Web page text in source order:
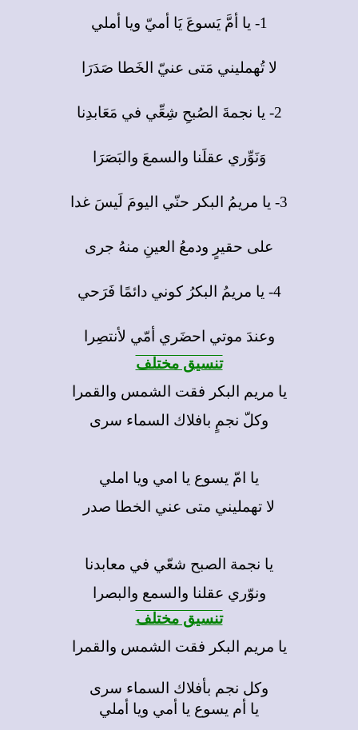
1- يا أمَّ يَسوعَ يَا أميّ ويا أملي
لا تُهمليني مَتى عنيّ الخَطا صَدَرَا
2- يا نجمةَ الصُبحِ شِعِّي في مَعَابدِنا
وَنَوِّري عقلَنا والسمعَ والبَصَرَا
3- يا مريمُ البكر حنّي اليومَ لَيسَ غدا
على حقيرٍ ودمعُ العينِ منهُ جرى
4- يا مريمُ البكرُ كوني دائمًا فَرَحي
وعندَ موتي احضَري أمّي لأنتصِرا
تنسيق مختلف
يا مريم البكر فقت الشمس والقمرا
وكلّ نجمٍ بافلاك السماء سرى
يا امّ يسوع يا امي ويا املي
لا تهمليني متى عني الخطا صدر
يا نجمة الصبح شعّي في معابدنا
ونوّري عقلنا والسمع والبصرا
تنسيق مختلف
يا مريم البكر فقت الشمس والقمرا
وكل نجم بأفلاك السماء سرى
يا أم يسوع يا أمي ويا أملي